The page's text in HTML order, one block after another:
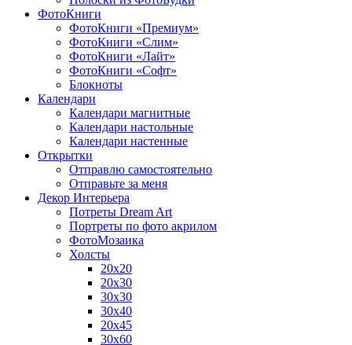
ФотоКниги
ФотоКниги «Премиум»
ФотоКниги «Слим»
ФотоКниги «Лайт»
ФотоКниги «Софт»
Блокноты
Календари
Календари магнитные
Календари настольные
Календари настенные
Открытки
Отправлю самостоятельно
Отправьте за меня
Декор Интерьера
Потреты Dream Art
Портреты по фото акрилом
ФотоМозаика
Холсты
20х20
20х30
30х30
30х40
20х45
30х60